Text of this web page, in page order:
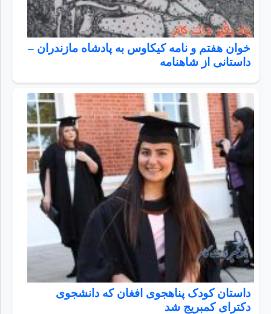
خوان هفتم و نامه کیکاوس به پادشاه مازندران –
داستانی از شاهنامه
داستان کودک پناهجوی افغان که دانشجوی
دکترای کمبریج شد